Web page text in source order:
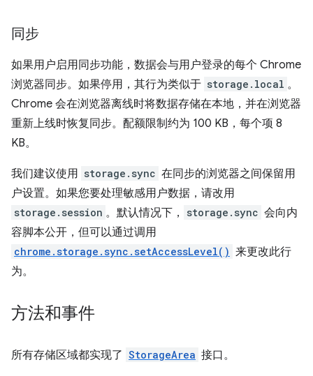
同步
如果用户启用同步功能，数据会与用户登录的每个 Chrome
浏览器同步。如果停用，其行为类似于 storage.local 。
Chrome 会在浏览器离线时将数据存储在本地，并在浏览器
重新上线时恢复同步。配额限制约为 100 KB，每个项 8
KB。
我们建议使用 storage.sync 在同步的浏览器之间保留用
户设置。如果您要处理敏感用户数据，请改用
storage.session 。默认情况下， storage.sync 会向内
容脚本公开，但可以通过调用
chrome.storage.sync.setAccessLevel() 来更改此行
为。
方法和事件
所有存储区域都实现了 StorageArea 接口。